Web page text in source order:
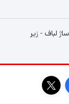
لباف - زیر